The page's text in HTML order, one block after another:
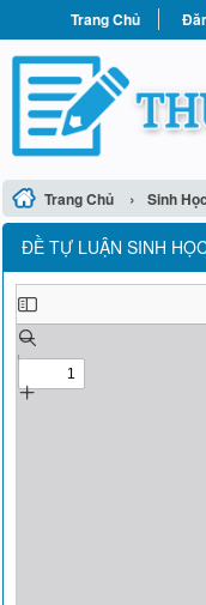
Trang Chủ
Trang Chủ › Sinh Học
ĐỀ TỰ LUẬN SINH